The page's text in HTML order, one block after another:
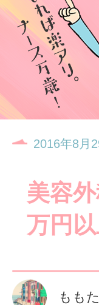
美容
万円
2016年8月
もも